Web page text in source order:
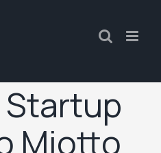
Startup
Miotto